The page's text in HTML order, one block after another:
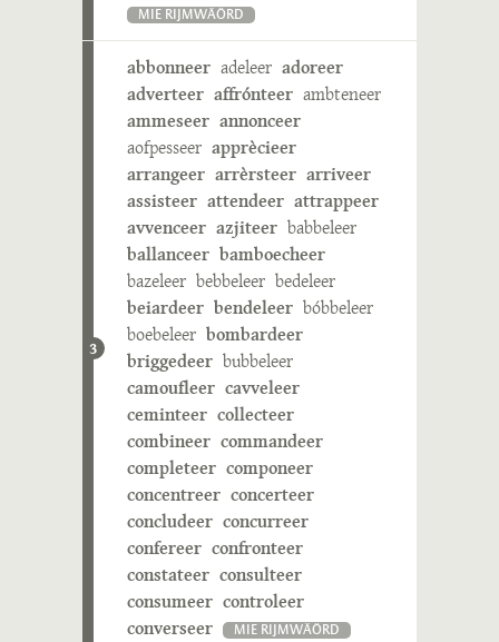
MIE RIJMWÄÖRD
3
abbonneer adeleer adoreer
adverteer affrónteer ambteneer
ammeseer annonceer
aofpesseer apprècieer
arrangeer arrèrsteer arriveer
assisteer attendeer attrappeer
avvenceer azjiteer babbeleer
ballanceer bamboecheer
bazeleer bebbeleer bedeleer
beiardeer bendeleer bóbbeleer
boebeleer bombardeer
briggedeer bubbeleer
camoufleer cavveleer
ceminteer collecteer
combineer commandeer
completeer componeer
concentreer concerteer
concludeer concurreer
confereer confronteer
constateer consulteer
consumeer controleer
converseer
MIE RIJMWÄÖRD